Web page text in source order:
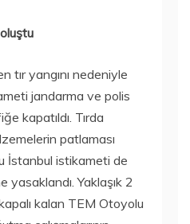
tır yangını nedeniyle
jandarma ve polis
kapatıldı. Tırda
patlaması
İstanbul istikameti de
yasaklandı. Yaklaşık 2
kalan TEM Otoyolu